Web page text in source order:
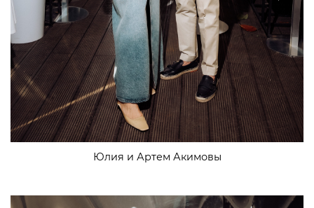
Юлия и Артем Акимовы